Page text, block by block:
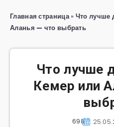
Главная страница» Что лучше
Аланья — что выбрать
Что лучше
Кемер или
698